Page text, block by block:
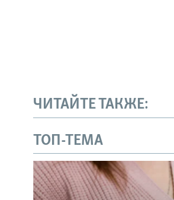
ЧИТАЙТЕ ТАКЖЕ:
ТОП-ТЕМА